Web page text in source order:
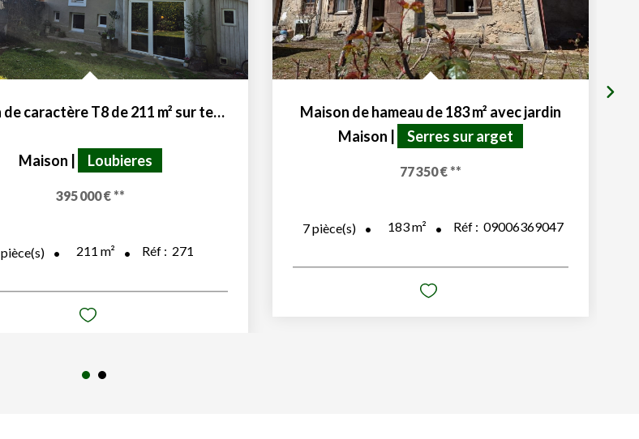
Maison de caractère T8 de 211 m² sur terrain de 948 m² avec...
Maison Loubieres
395 000 €**
pièce(s) 211 m² Réf : 271
Maison de hameau de 183 m² avec jardin
Maison
Serres sur arget
77 350 € **
7pièce(s) 183m² Réf : 09006369047